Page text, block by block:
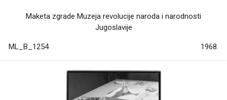
Maketa zgrade Muzeja revolucije naroda i narodnosti
Jugoslavije
ML_B_1254 1968.